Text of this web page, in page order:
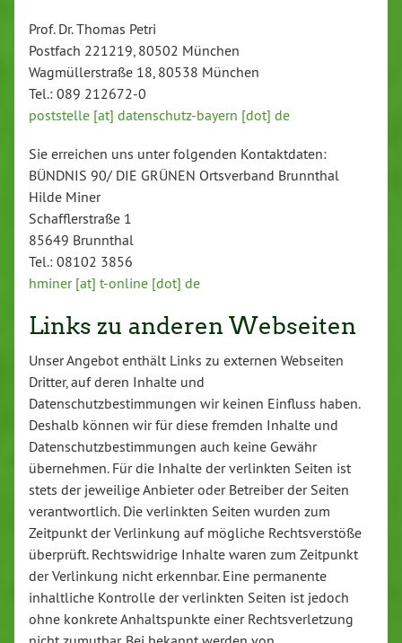
Prof. Dr. Thomas Petri
Postfach 221219, 80502 München
Wagmüllerstraße 18, 80538 München
Tel.: 089 212672-0
poststelle [at] datenschutz-bayern [dot] de
Sie erreichen uns unter folgenden Kontaktdaten:
BÜNDNIS 90/ DIE GRÜNEN Ortsverband Brunnthal
Hilde Miner
Schafflerstraße 1
85649 Brunnthal
Tel.: 08102 3856
hminer [at] t-online [dot] de
Links zu anderen Webseiten
Unser Angebot enthält Links zu externen Webseiten
Dritter, auf deren Inhalte und
Datenschutzbestimmungen wir keinen Einfluss haben.
Deshalb können wir für diese fremden Inhalte und
Datenschutzbestimmungen auch keine Gewähr
übernehmen. Für die Inhalte der verlinkten Seiten ist
stets der jeweilige Anbieter oder Betreiber der Seiten
verantwortlich. Die verlinkten Seiten wurden zum
Zeitpunkt der Verlinkung auf mögliche Rechtsverstöße
überprüft. Rechtswidrige Inhalte waren zum Zeitpunkt
der Verlinkung nicht erkennbar. Eine permanente
inhaltliche Kontrolle der verlinkten Seiten ist jedoch
ohne konkrete Anhaltspunkte einer Rechtsverletzung